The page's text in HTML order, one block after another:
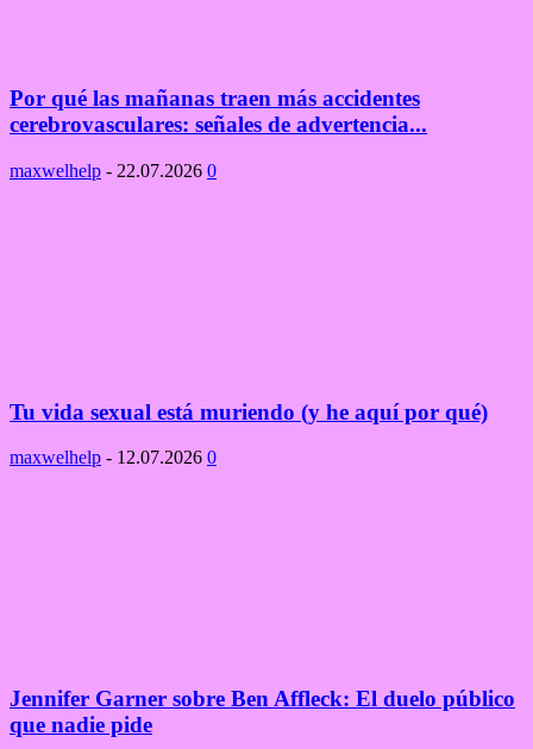
Por qué las mañanas traen más accidentes
cerebrovasculares: señales de advertencia...
maxwelhelp - 22.07.2026 0
Tu vida sexual está muriendo (y he aquí por qué)
maxwelhelp - 12.07.2026 0
Jennifer Garner sobre Ben Affleck: El duelo público
que nadie pide